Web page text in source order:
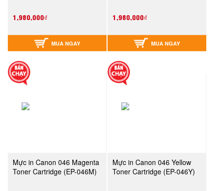
1,980,000₫
MUA NGAY
1,980,000₫
MUA NGAY
Mực in Canon 046 Magenta
Toner Cartridge (EP-046M)
Mực in Canon 046 Yellow
Toner Cartridge (EP-046Y)